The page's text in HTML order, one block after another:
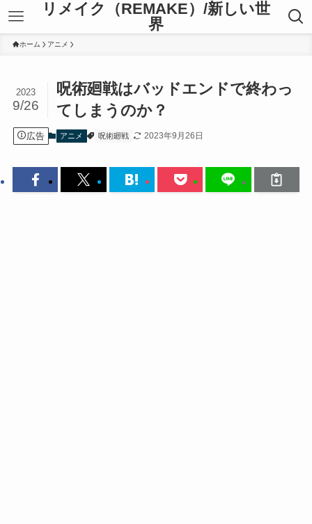
リメイク（REMAKE）/新しい世
界
ホーム アニメ
呪術廻戦はバッドエンドで終わっ
てしまうのか？
2023
9/26
広告 アニメ 呪術廻戦 2023年9月26日